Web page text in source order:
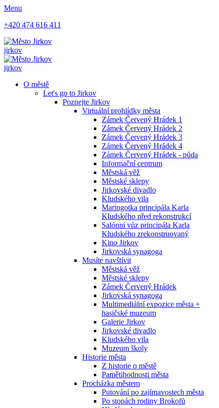
Menu
+420 474 616 411
jirkov
jirkov
O městě
Let's go to Jirkov
Poznejte Jirkov
Virtuální prohlídky města
Zámek Červený Hrádek 1
Zámek Červený Hrádek 2
Zámek Červený Hrádek 3
Zámek Červený Hrádek 4
Zámek Červený Hrádek - půda
Informační centrum
Městská věž
Městské sklepy
Jirkovské divadlo
Kludského vila
Maringotka principála Karla
Kludského před rekonstrukcí
Salónní vůz principála Karla
Kludského zrekonstruovaný
Kino Jirkov
Jirkovská synagoga
Musíte navštívit
Městská věž
Městské sklepy
Zámek Červený Hrádek
Jirkovská synagoga
Multimediální expozice města +
hasičské muzeum
Galerie Jirkov
Jirkovské divadlo
Kludského vila
Muzeum školy
Historie města
Z historie o městě
Pamětihodnosti města
Procházka městem
Putování po zajímavostech města
Po stopách rodiny Brokofů